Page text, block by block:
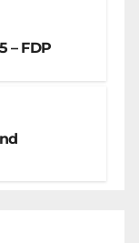
– FDP